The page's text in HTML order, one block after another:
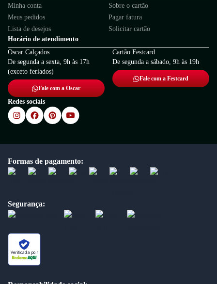
Minha conta
Meus pedidos
Lista de desejos
Sobre o cartão
Pagar fatura
Solicitar cartão
Horário de atendimento
Oscar Calçados
De segunda a sexta, 9h às 17h
(exceto feriados)
Fale com a Oscar
Cartão Festcard
De segunda a sábado, 9h às 19h
Fale com a Festcard
Redes sociais
Formas de pagamento:
Segurança:
Verificada por